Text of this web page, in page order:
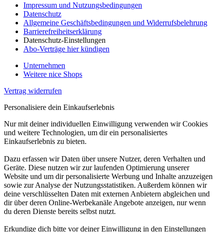
Impressum und Nutzungsbedingungen
Datenschutz
Allgemeine Geschäftsbedingungen und Widerrufsbelehrung
Barrierefreiheitserklärung
Datenschutz-Einstellungen
Abo-Verträge hier kündigen
Unternehmen
Weitere nice Shops
Vertrag widerrufen
Personalisiere dein Einkaufserlebnis
Nur mit deiner individuellen Einwilligung verwenden wir Cookies
und weitere Technologien, um dir ein personalisiertes
Einkaufserlebnis zu bieten.
Dazu erfassen wir Daten über unsere Nutzer, deren Verhalten und
Geräte. Diese nutzen wir zur laufenden Optimierung unserer
Website und um dir personalisierte Werbung und Inhalte anzuzeigen
sowie zur Analyse der Nutzungsstatistiken. Außerdem können wir
deine verschlüsselten Daten mit externen Anbietern abgleichen und
dir über deren Online-Werbekanäle Angebote anzeigen, nur wenn
du deren Dienste bereits selbst nutzt.
Erkundige dich bitte vor deiner Einwilligung in den Einstellungen